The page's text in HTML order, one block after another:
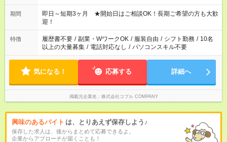
期間
即日～短期3ヶ月 ★開始日はご相談OK！長期ご希望の方も大歓
迎！
特徴 履歴書不要 / 副業・WワークOK / 服装自由 / シフト勤務 / 10名
以上の大量募集 / 電話対応なし / パソコンスキル不要
気になる！ 応募する 詳細へ
掲載元企業名 株式会社コブル COMPANY
興味のあるバイト は、とりあえず保存しよう♪
保存した求人は、後からまとめて応募できるよ。
企業からアプローチが届くことも！